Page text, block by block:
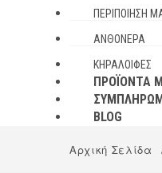
ΠΕΡΙΠΟΊΗΣΗ
ΑΝΘΌΝΕΡΑ
ΚΗΡΑΛΟΙΦΈΣ
ΠΡΟΪΌΝΤΑ
BLOG
Αρχική Σελίδα